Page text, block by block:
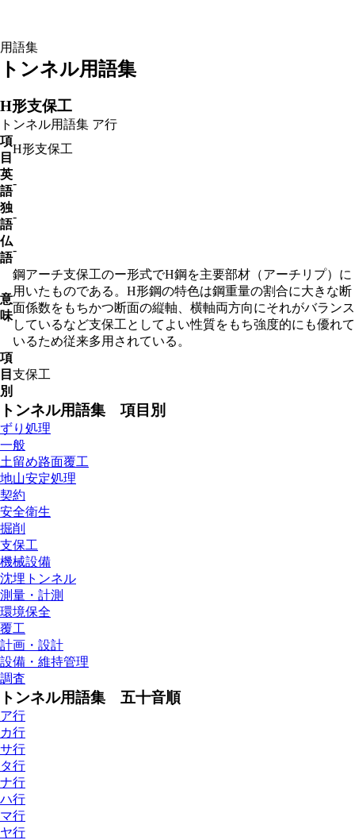
用語集
トンネル用語集
H形支保工
トンネル用語集 ア行
項
目
H形支保工
英
語
-
独
語
-
仏
語
-
意
味
鋼アーチ支保工のー形式でH鋼を主要部材（アーチリプ）に
用いたものである。H形鋼の特色は鋼重量の割合に大きな断
面係数をもちかつ断面の縦軸、横軸両方向にそれがバランス
しているなど支保工としてよい性質をもち強度的にも優れて
いるため従来多用されている。
項
目
別
支保工
トンネル用語集 項目別
ずり処理
一般
土留め路面覆工
地山安定処理
契約
安全衛生
掘削
支保工
機械設備
沈埋トンネル
測量・計測
環境保全
覆工
計画・設計
設備・維持管理
調査
トンネル用語集 五十音順
ア行
カ行
サ行
タ行
ナ行
ハ行
マ行
ヤ行